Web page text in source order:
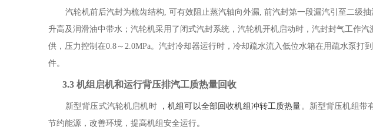
汽轮机前后汽封为梳齿结构 可有效阻止蒸汽轴向外漏 前汽封第一段漏汽引至二级
升高及润滑油中带水；汽轮机采用了闭式汽封系统，汽轮机开机启动时，汽封封气工作
供，压力控制在0.8 ～ 2.0MPa。 汽封冷却器运行时，冷却疏水流入低位水箱在用疏水泵打
件。
3.3 机组启机和运行背压排汽工质热量回收
新型背压式汽轮机启机时，机组可以全部回收机组冲转工质热量 。新型背压机组带
节约能源，改善环境，提高机组安全运行。